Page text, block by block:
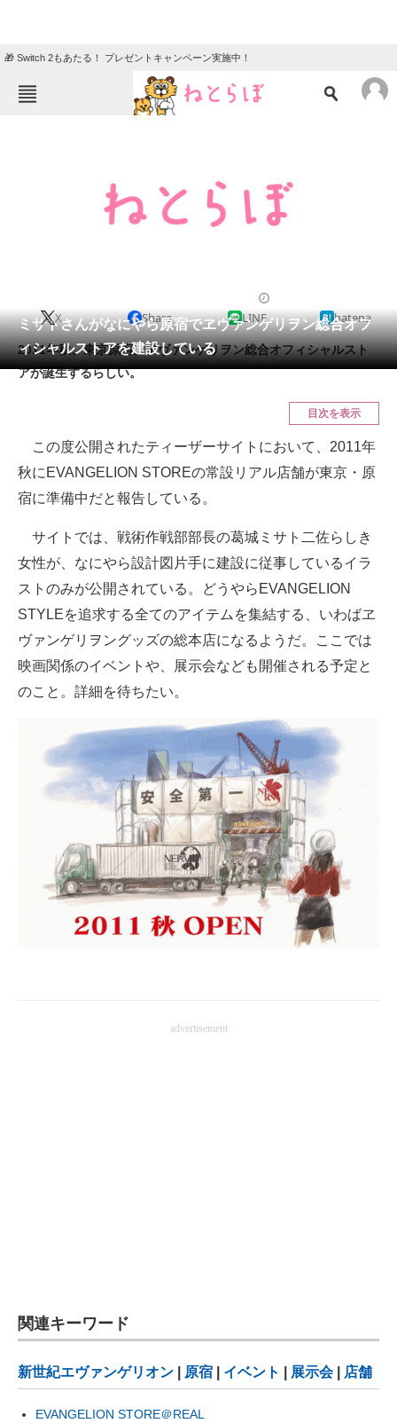
🎁 Switch 2もあたる！ プレゼントキャンペーン実施中！
クイズ
地域
会員記事
メディア
スマホと通信の最新トレンド
ビジネスと働き方のヒント
AI活用のいまが分かる
企業ITのトレンドを詳説
経営リーダーのコミュニティ
マーケ×ITの今がよく分かる
ITエンジニア向け専門サイト
企業向けIT製品の総合サイト
IT製品の技術・比較・事例
製造業のIT導入・活用を支援
モノづくり技術者専門サイト
ミサトさんがなにやら原宿でヱヴァンゲリヲン総合オフ
ィシャルストアを建設している
X Share LINE hatena
2011年秋、東京原宿にヱヴァンゲリヲン総合オフィシャルスト
アが誕生するらしい。
目次を表示
この度公開されたティーザーサイトにおいて、2011年
秋にEVANGELION STOREの常設リアル店舗が東京・原
宿に準備中だと報告している。
サイトでは、戦術作戦部部長の葛城ミサト二佐らしき
女性が、なにやら設計図片手に建設に従事しているイラ
ストのみが公開されている。どうやらEVANGELION
STYLEを追求する全てのアイテムを集結する、いわばヱ
ヴァンゲリヲングッズの総本店になるようだ。ここでは
映画関係のイベントや、展示会なども開催される予定と
のこと。詳細を待ちたい。
advertisement
関連キーワード
新世紀エヴァンゲリオン 原宿 イベント 展示会| 店舗
EVANGELION STORE＠REAL